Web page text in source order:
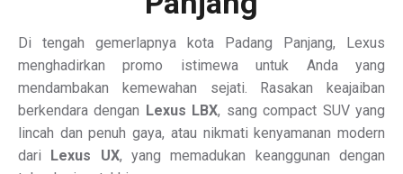
Di tengah gemerlapnya kota Padang Panjang, Lexus
menghadirkan promo istimewa untuk Anda yang
mendambakan kemewahan sejati. Rasakan keajaiban
berkendara dengan Lexus LBX, sang compact SUV yang
lincah dan penuh gaya, atau nikmati kenyamanan modern
dari Lexus UX, yang memadukan keanggunan dengan